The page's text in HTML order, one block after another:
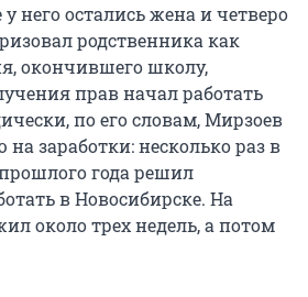
него остались жена и четверо
родственника как
окончившего школу,
прав начал работать
по его словам, Мирзоев
заработки: несколько раз в
года решил
в Новосибирске. На
около трех недель, а потом